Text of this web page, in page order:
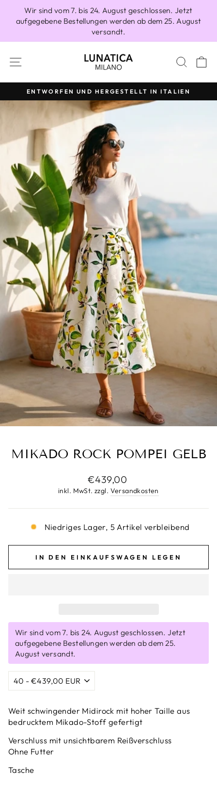
Inhalt
Wir sind vom 7. bis 24. August geschlossen. Jetzt
aufgegebene Bestellungen werden ab dem 25. August
versandt.
SEITENNAVIGATION
Pause
Diashow
ENTWORFEN UND HERGESTELLT IN ITALIEN
MIKADO ROCK POMPEI GELB
Normaler
Preis
€439,00
inkl. MwSt. zzgl. Versandkosten
Niedriges Lager, 5 Artikel verbleibend
IN DEN EINKAUFSWAGEN LEGEN
Wir sind vom 7. bis 24. August geschlossen. Jetzt
aufgegebene Bestellungen werden ab dem 25.
August versandt.
Weit schwingender Midirock mit hoher Taille aus
bedrucktem Mikado-Stoff gefertigt
Verschluss mit unsichtbarem Reißverschluss
Ohne Futter
Tasche